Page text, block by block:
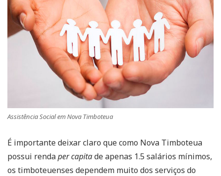
Assistência Social em Nova Timboteua
É importante deixar claro que como Nova Timboteua
possui rendaper capitade apenas 1.5 salários mínimos,
os timboteuenses dependem muito dos serviços do